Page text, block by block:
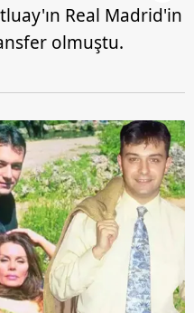
Real Madrid'in
olmuştu.